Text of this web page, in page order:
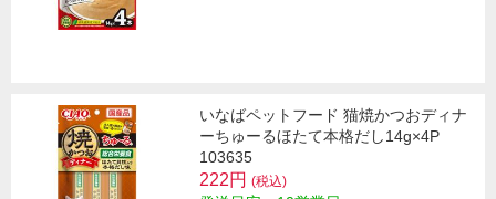
いなばペットフード 猫焼かつおディナ
ーちゅーるほたて本格だし14g×4P
103635
222円 (税込)